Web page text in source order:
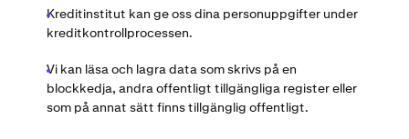
Kreditinstitut kan ge oss dina personuppgifter under
kreditkontrollprocessen.
Vi kan läsa och lagra data som skrivs på en
blockkedja, andra offentligt tillgängliga register eller
som på annat sätt finns tillgänglig offentligt.